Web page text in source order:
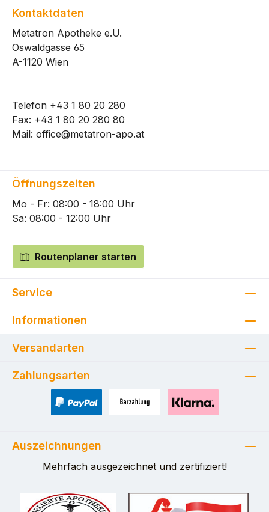
Kontaktdaten
Metatron Apotheke e.U.
Oswaldgasse 65
A-1120 Wien
Telefon +43 1 80 20 280
Fax: +43 1 80 20 280 80
Mail: office@metatron-apo.at
Öffnungszeiten
Mo - Fr: 08:00 - 18:00 Uhr
Sa: 08:00 - 12:00 Uhr
Routenplaner starten
Service
Informationen
Versandarten
Zahlungsarten
Auszeichnungen
Mehrfach ausgezeichnet und zertifiziert!